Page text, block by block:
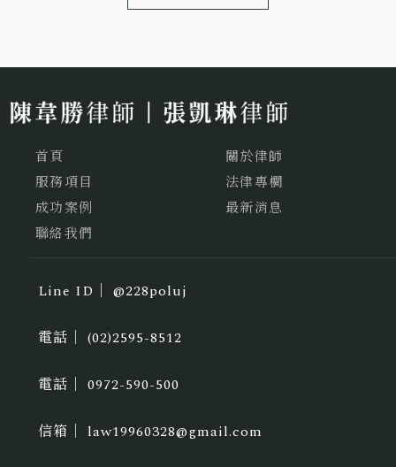
@228poluj
(02)2595-8512
0972-590-500
law19960328@gmail.com
首頁
關於律師
服務項目
法律專欄
成功案例
最新消息
聯絡我們